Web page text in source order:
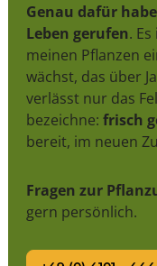
Genau dafür
Leben gerufen.
meinen Pflanzen
wächst, das über
verlässt nur das
bezeichne: frisch
bereit, im neuen
Fragen zur
gern persönlich.